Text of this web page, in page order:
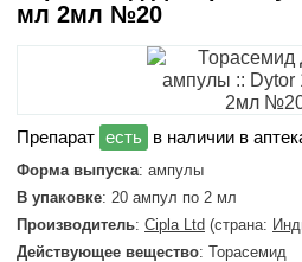
мл 2мл №20
в наличии в
Форма выпуска: ампулы
В упаковке: 20 ампул по 2 мл
Производитель: Cipla Ltd (страна:
Действующее вещество: Торасемид